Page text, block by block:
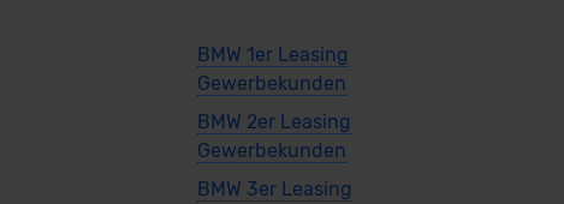
BMW 1er Leasing
Gewerbekunden
BMW 2er Leasing
Gewerbekunden
BMW 3er Leasing